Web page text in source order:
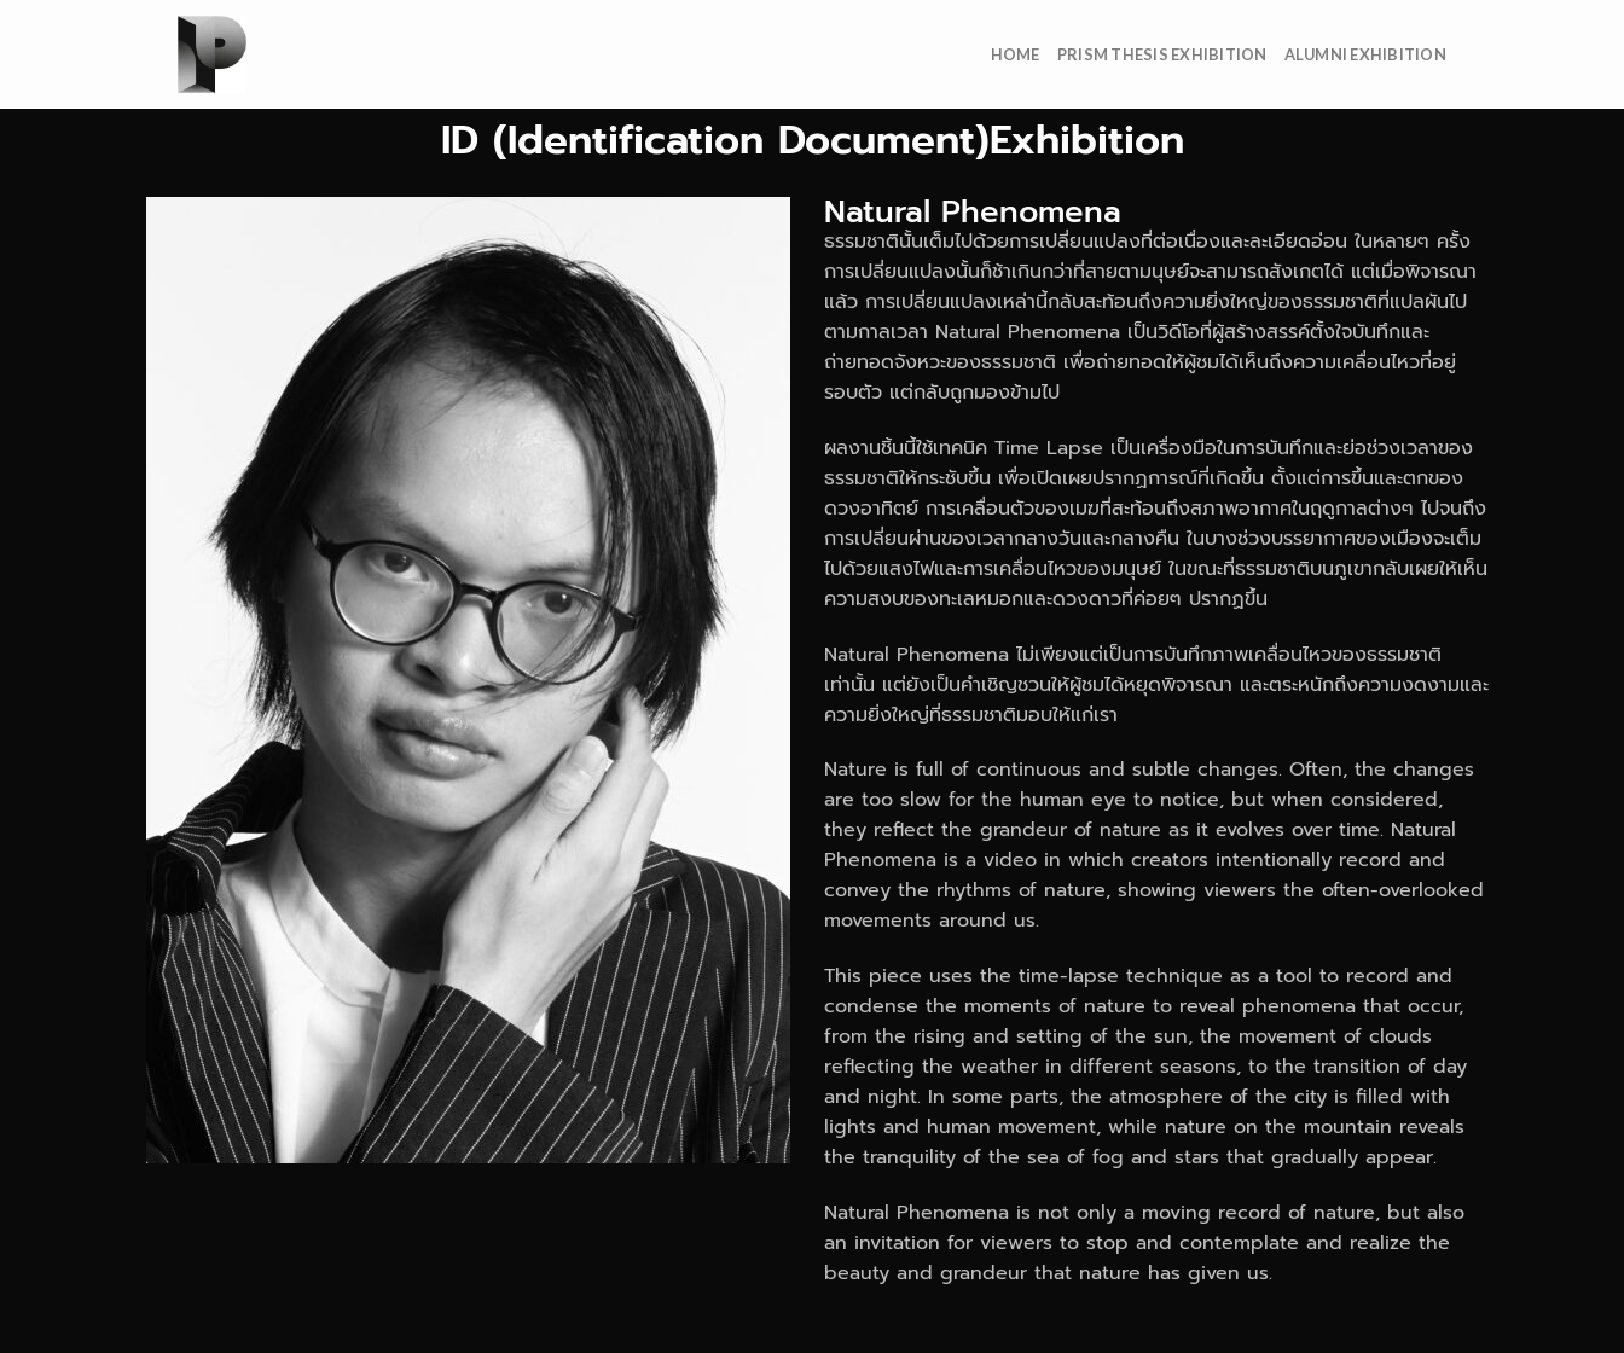
HOME PRISM THESIS EXHIBITION ALUMNI EXHIBITION
ID (Identification Document)Exhibition
Natural Phenomena
ธรรมชาตินั้นเต็มไปด้วยการเปลี่ยนแปลงที่ต่อเนื่องและละเอียดอ่อน ในหลายๆ ครั้ง
การเปลี่ยนแปลงนั้นก็ช้าเกินกว่าที่สายตามนุษย์จะสามารถสังเกตได้ แต่เมื่อพิจารณา
แล้ว การเปลี่ยนแปลงเหล่านี้กลับสะท้อนถึงความยิ่งใหญ่ของธรรมชาติที่แปลผันไป
ตามกาลเวลา Natural Phenomena เป็นวิดีโอที่ผู้สร้างสรรค์ตั้งใจบันทึกและ
ถ่ายทอดจังหวะของธรรมชาติ เพื่อถ่ายทอดให้ผู้ชมได้เห็นถึงความเคลื่อนไหวที่อยู่
รอบตัว แต่กลับถูกมองข้ามไป
ผลงานชิ้นนี้ใช้เทคนิค Time Lapse เป็นเครื่องมือในการบันทึกและย่อช่วงเวลาของ
ธรรมชาติให้กระชับขึ้น เพื่อเปิดเผยปรากฏการณ์ที่เกิดขึ้น ตั้งแต่การขึ้นและตกของ
ดวงอาทิตย์ การเคลื่อนตัวของเมฆที่สะท้อนถึงสภาพอากาศในฤดูกาลต่างๆ ไปจนถึง
การเปลี่ยนผ่านของเวลากลางวันและกลางคืน ในบางช่วงบรรยากาศของเมืองจะเต็ม
ไปด้วยแสงไฟและการเคลื่อนไหวของมนุษย์ ในขณะที่ธรรมชาติบนภูเขากลับเผยให้เห็น
ความสงบของทะเลหมอกและดวงดาวที่ค่อยๆ ปรากฏขึ้น
Natural Phenomena ไม่เพียงแต่เป็นการบันทึกภาพเคลื่อนไหวของธรรมชาติ
เท่านั้น แต่ยังเป็นคำเชิญชวนให้ผู้ชมได้หยุดพิจารณา และตระหนักถึงความงดงามและ
ความยิ่งใหญ่ที่ธรรมชาติมอบให้แก่เรา
Nature is full of continuous and subtle changes. Often, the changes
are too slow for the human eye to notice, but when considered,
they reflect the grandeur of nature as it evolves over time. Natural
Phenomena is a video in which creators intentionally record and
convey the rhythms of nature, showing viewers the often-overlooked
movements around us.
This piece uses the time-lapse technique as a tool to record and
condense the moments of nature to reveal phenomena that occur,
from the rising and setting of the sun, the movement of clouds
reflecting the weather in different seasons, to the transition of day
and night. In some parts, the atmosphere of the city is filled with
lights and human movement, while nature on the mountain reveals
the tranquility of the sea of fog and stars that gradually appear.
Natural Phenomena is not only a moving record of nature, but also
an invitation for viewers to stop and contemplate and realize the
beauty and grandeur that nature has given us.